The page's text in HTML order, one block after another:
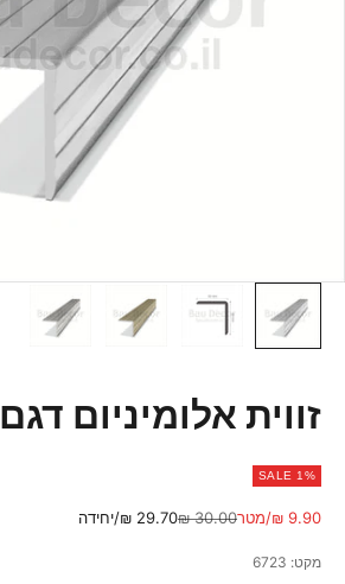
זווית אלומיניום דגם 6723
SALE 1%
מחיר מבצע
9.90 ₪/מטר מחיר רגיל
30.00 ₪ 29.70 ₪/יחידה
מקט: 6723